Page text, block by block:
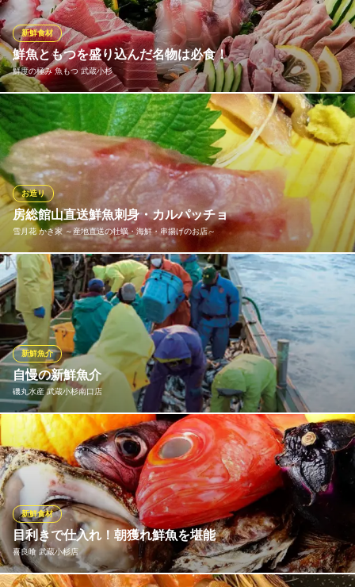
少人数個室×豊洲市場直送鮮魚 しゅんぱち 新丸子
武蔵小杉近くの居酒屋
ＪＲ武蔵小杉駅北口 徒歩6分
神奈川県川崎市中原区新丸子町734-2 カメリアパレス2F
鮮魚ともつを盛り込んだ名物は必食！
鮮度の極み 魚もつ 武蔵小杉
新鮮食材
当店の真骨頂は、何と言っても鮮度抜群の「極み盛り」！鮮魚と
もつ各6点の計12点を贅沢に…海陸のご馳走を一身に集約する名物
メニューです。朝に締めたばかりの新鮮なもつは、余分な筋を極
限まで削ぎ落し、しっかりと洗浄。独自の低温調理で旨味を高め
ます。素材×流通×技巧が織りなす旨さ以上の感動をぜひ。
鮮度の極み 魚もつ 武蔵小杉
朝締めもつと新鮮魚介
東急東横線武蔵小杉駅北口 徒歩3分
神奈川県川崎市中原区新丸子町915-8 ライオンズビル武蔵小杉1F
房総館山直送鮮魚刺身・カルパッチョ
雪月花 かき家 ～産地直送の牡蠣・海鮮・串揚げのお店～
お造り
当店一押し 房総館山直送鮮魚お任せ盛り合わせ 三日月・半
月・満月 コリコリの釣り人にしか味わえない新鮮鮮魚
雪月花 かき家 ～産地直送の牡蠣・海鮮・串揚げのお店～
・牡蠣・海鮮・串揚げ
東急東横線新丸子駅 徒歩1分
神奈川県川崎市中原区新丸子町740 おかのビル2F
自慢の新鮮魚介
磯丸水産 武蔵小杉南口店
新鮮魚介
『都会の海の家』というからには、魚介類の新鮮さには徹底的に
こだわります。全国の漁港や漁師さんの厳選した鮮魚メニューは
必食！毎日変わる黒板をお見逃しなく。さらに水槽の魚はその場
でさばいてもらってお好みの調理法で食べる…なんてこともOK。
磯丸水産ならではの楽しみ方を、ぜひお試しあれ。
磯丸水産 武蔵小杉南口店
鮮魚・浜焼・めし処
東急東横線武蔵小杉駅南口 徒歩3分
目利きで仕入れ！朝獲れ鮮魚を堪能
喜良喰 武蔵小杉店
新鮮食材